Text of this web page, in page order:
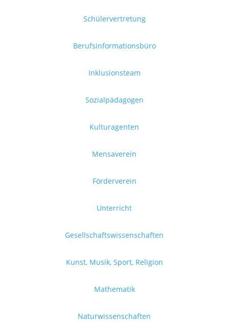
Schülervertretung
Berufsinformationsbüro
Inklusionsteam
Sozialpädagogen
Kulturagenten
Mensaverein
Förderverein
Unterricht
Gesellschaftswissenschaften
Kunst, Musik, Sport, Religion
Mathematik
Naturwissenschaften